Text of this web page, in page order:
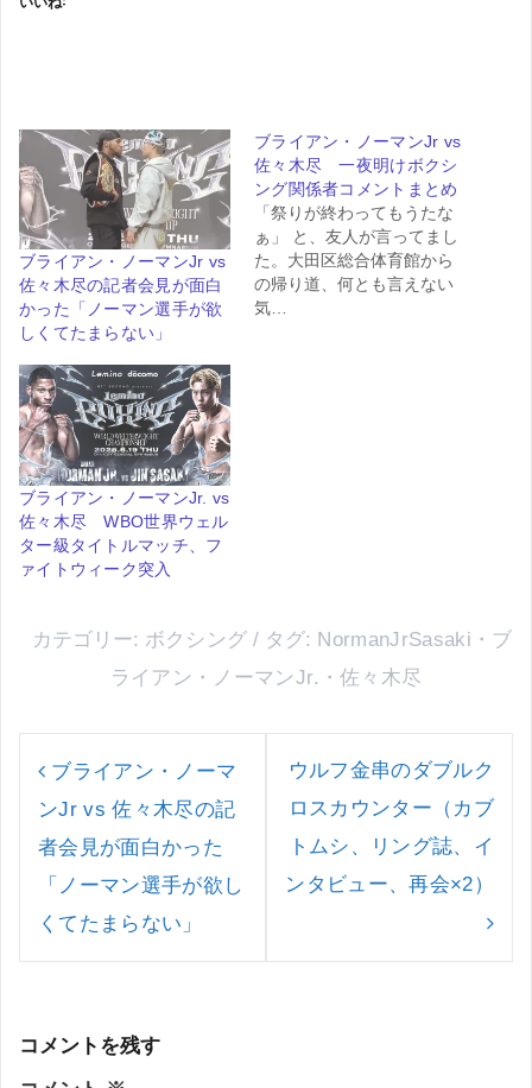
ブライアン・ノーマンJr vs
佐々木尽の記者会見が面白
かった「ノーマン選手が欲
しくてたまらない」
ブライアン・ノーマンJr vs
佐々木尽 一夜明けボクシ
ング関係者コメントまとめ
「祭りが終わってもうたな
ぁ」 と、友人が言ってまし
た。大田区総合体育館から
の帰り道、何とも言えない
気…
ブライアン・ノーマンJr. vs
佐々木尽 WBO世界ウェル
ター級タイトルマッチ、フ
ァイトウィーク突入
カテゴリー: ボクシング タグ: NormanJrSasaki ・ ブ
ライアン・ノーマンJr. ・ 佐々木尽
稿
ナ
ビ
ゲ
ブライアン・ノーマ
ンJr vs 佐々木尽の記
者会見が面白かった
「ノーマン選手が欲し
くてたまらない」
ウルフ金串のダブルク
ロスカウンター（カブ
トムシ、リング誌、イ
ンタビュー、再会×2）
コメントを残す